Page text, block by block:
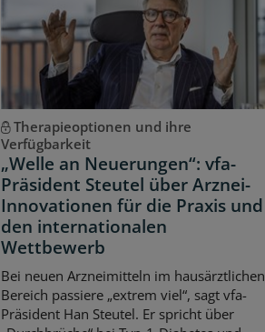
Therapieoptionen und ihre
Verfügbarkeit
„Welle an Neuerungen“: vfa-
Präsident Steutel über Arznei-
Innovationen für die Praxis und
den internationalen
Wettbewerb
Bei neuen Arzneimitteln im hausärztlichen
Bereich passiere „extrem viel“, sagt vfa-
Präsident Han Steutel. Er spricht über